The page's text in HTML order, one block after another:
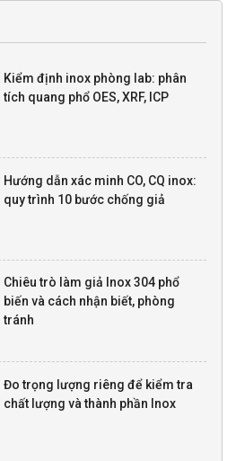
Kiểm định inox phòng lab: phân
tích quang phổ OES, XRF, ICP
Hướng dẫn xác minh CO, CQ inox:
quy trình 10 bước chống giả
Chiêu trò làm giả Inox 304 phổ
biến và cách nhận biết, phòng
tránh
Đo trọng lượng riêng để kiểm tra
chất lượng và thành phần Inox